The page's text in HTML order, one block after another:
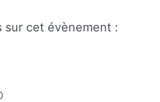
sur cet évènement :